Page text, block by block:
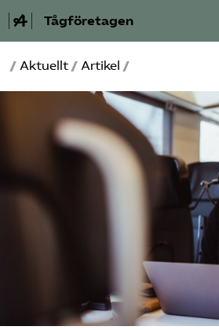
Tågföretagen
Aktuellt
Reformagenda för järnvägen
Våra frågor
Aktiviteter
Mina sidor (almega.se)
/ Aktuellt / Artikel /